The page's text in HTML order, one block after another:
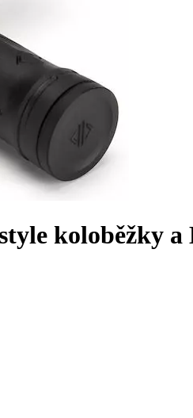
koloběžky